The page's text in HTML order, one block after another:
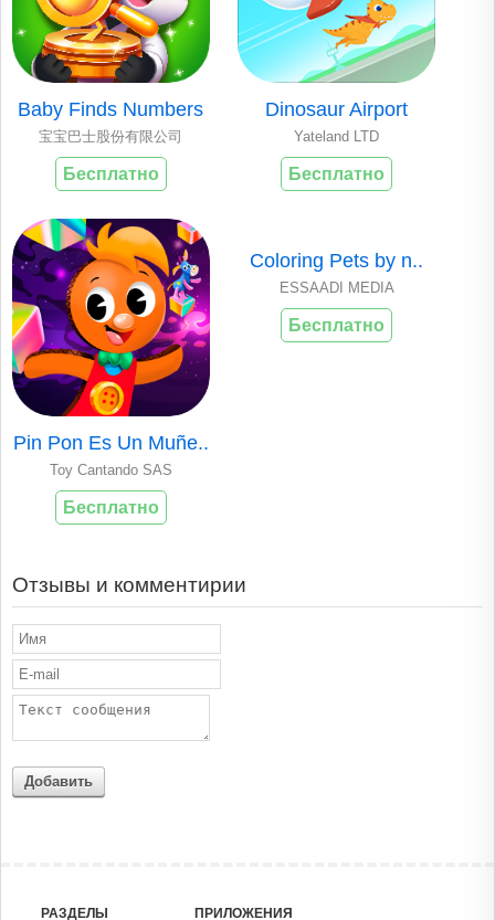
Baby Finds Numbers
宝宝巴士股份有限公司
Бесплатно
Dinosaur Airport
Yateland LTD
Бесплатно
Pin Pon Es Un Muñe..
Toy Cantando SAS
Бесплатно
Coloring Pets by n..
ESSAADI MEDIA
Бесплатно
Отзывы и комментирии
Добавить
РАЗДЕЛЫ ПРИЛОЖЕНИЯ